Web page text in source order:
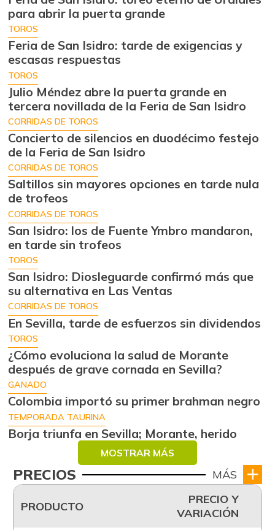
para abrir la puerta grande
TOROS
Feria de San Isidro: tarde de exigencias y
escasas respuestas
TOROS
Julio Méndez abre la puerta grande en
tercera novillada de la Feria de San Isidro
CORRIDAS DE TOROS
Concierto de silencios en duodécimo festejo
de la Feria de San Isidro
CORRIDAS DE TOROS
Saltillos sin mayores opciones en tarde nula
de trofeos
CORRIDAS DE TOROS
San Isidro: los de Fuente Ymbro mandaron,
en tarde sin trofeos
TOROS
San Isidro: Diosleguarde confirmó más que
su alternativa en Las Ventas
CORRIDAS DE TOROS
En Sevilla, tarde de esfuerzos sin dividendos
TOROS
¿Cómo evoluciona la salud de Morante
después de grave cornada en Sevilla?
GANADO
Colombia importó su primer brahman negro
TEMPORADA TAURINA
Borja triunfa en Sevilla; Morante, herido
MOSTRAR MÁS
PRECIOS MÁS
PRODUCTO
PRECIO Y
VARIACIÓN